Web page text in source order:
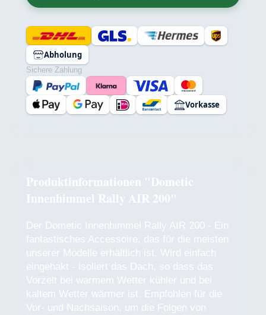
Abholung
Sichere Zahlung
Vorkasse
Produktinformationen "Dometic
Innenhimmel Rally AIR 200"
Der Dometic Innenhimmel Rally AIR 200 - Ein
fantastisches Accessoire, das für die meisten
unserer Modelle erhältlich ist. Wird einfach
eingehakt - isoliert das Dach, so dass das
Vorzelt bei warmem Wetter kühler und bei
kaltem Wetter wärmer ist. Empfohlen für die
Vor- und Nachsaison, um die Folgen von